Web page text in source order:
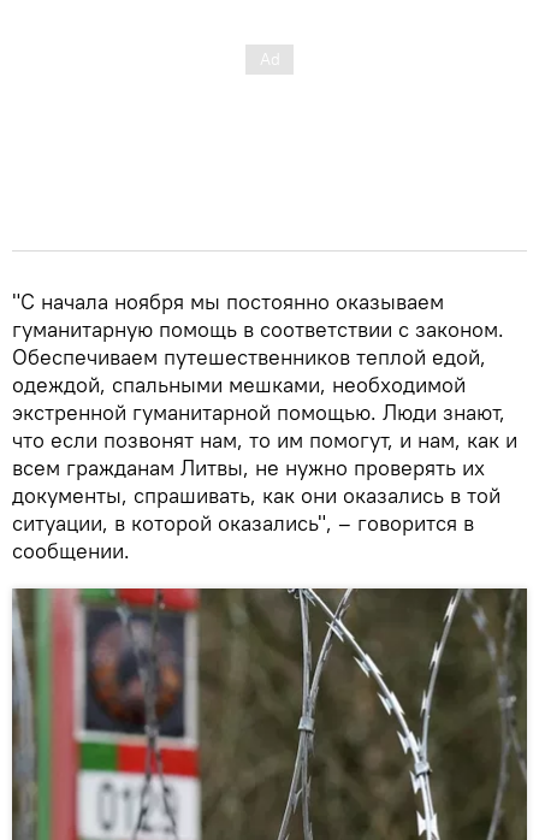
"С начала ноября мы постоянно оказываем
гуманитарную помощь в соответствии с законом.
Обеспечиваем путешественников теплой едой,
одеждой, спальными мешками, необходимой
экстренной гуманитарной помощью. Люди знают,
что если позвонят нам, то им помогут, и нам, как и
всем гражданам Литвы, не нужно проверять их
документы, спрашивать, как они оказались в той
ситуации, в которой оказались", – говорится в
сообщении.